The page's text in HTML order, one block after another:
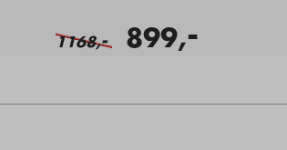
1168,- 899,
-